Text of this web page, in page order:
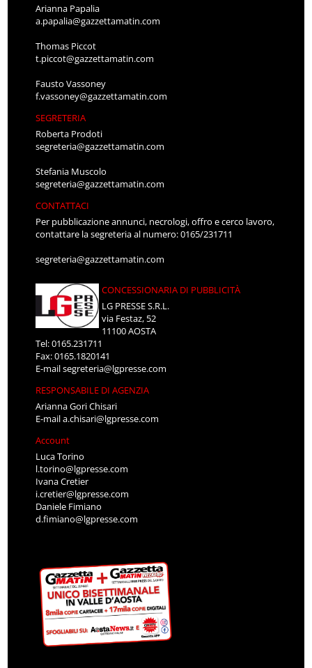
Arianna Papalia
a.papalia@gazzettamatin.com
Thomas Piccot
t.piccot@gazzettamatin.com
Fausto Vassoney
f.vassoney@gazzettamatin.com
SEGRETERIA
Roberta Prodoti
segreteria@gazzettamatin.com
Stefania Muscolo
segreteria@gazzettamatin.com
CONTATTACI
Per pubblicazione annunci, necrologi, offro e cerco lavoro,
contattare la segreteria al numero: 0165/231711
segreteria@gazzettamatin.com
CONCESSIONARIA DI PUBBLICITÀ
LG PRESSE S.R.L.
via Festaz, 52
11100 AOSTA
Tel: 0165.231711
Fax: 0165.1820141
E-mailsegreteria@lgpresse.com
RESPONSABILE DI AGENZIA
Arianna Gori Chisari
E-maila.chisari@lgpresse.com
Account
Luca Torino
l.torino@lgpresse.com
Ivana Cretier
i.cretier@lgpresse.com
Daniele Fimiano
d.fimiano@lgpresse.com